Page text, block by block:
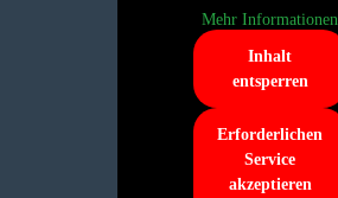
Mehr Informationen
Inhalt
entsperren
Erforderlichen
Service
akzeptieren